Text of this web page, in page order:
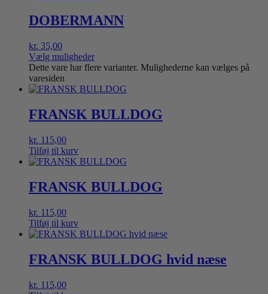
DOBERMANN
kr. 35,00
Vælg muligheder
Dette vare har flere varianter. Mulighederne kan vælges på
varesiden
FRANSK BULLDOG
kr. 115,00
Tilføj til kurv
FRANSK BULLDOG
kr. 115,00
Tilføj til kurv
FRANSK BULLDOG hvid næse
kr. 115,00